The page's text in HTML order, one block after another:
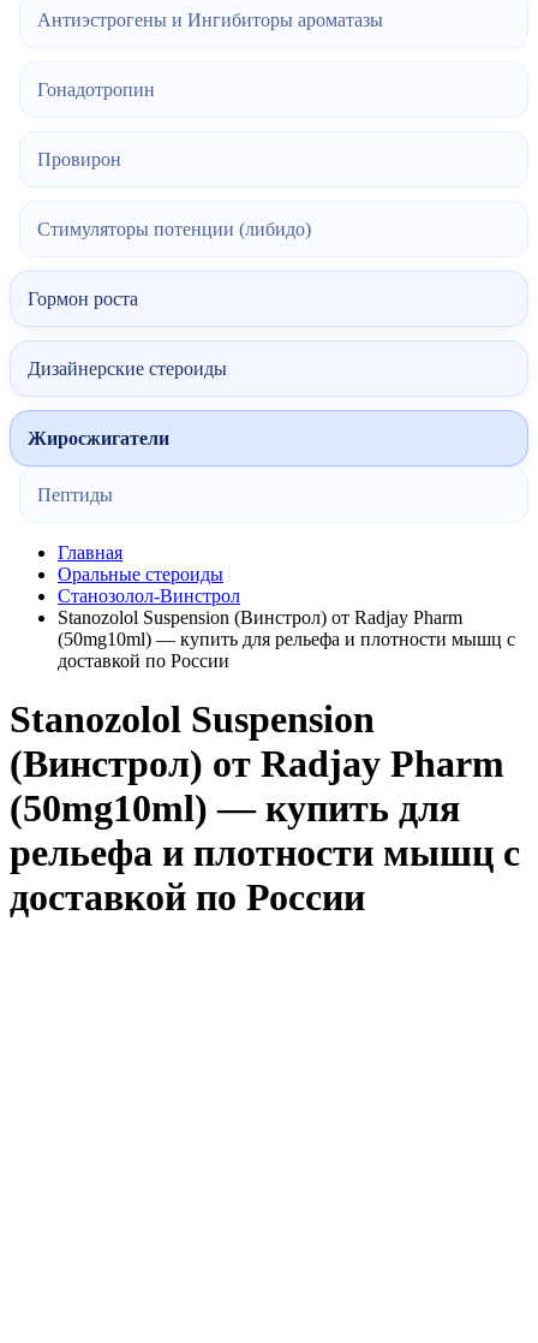
Антиэстрогены и Ингибиторы ароматазы
Гонадотропин
Провирон
Стимуляторы потенции (либидо)
Гормон роста
Дизайнерские стероиды
Жиросжигатели
Пептиды
Главная
Оральные стероиды
Станозолол-Винстрол
Stanozolol Suspension (Винстрол) от Radjay Pharm
(50mg10ml) — купить для рельефа и плотности мышц с
доставкой по России
Stanozolol Suspension
(Винстрол) от Radjay Pharm
(50mg10ml) — купить для
рельефа и плотности мышц с
доставкой по России